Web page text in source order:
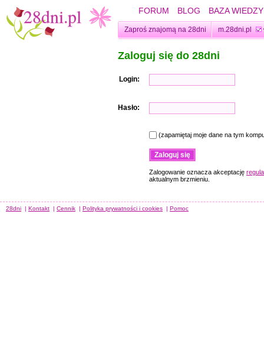
FORUM BLOG BAZA WIEDZY
Zaproś znajomą na 28dni m.28dni.pl
Zaloguj się do 28dni
Login:
Hasło:
(zapamiętaj moje dane na tym
Zalogowanie oznacza akceptację
aktualnym brzmieniu.
28dni | Kontakt | Cennik | Polityka prywatności i cookies | Pomoc